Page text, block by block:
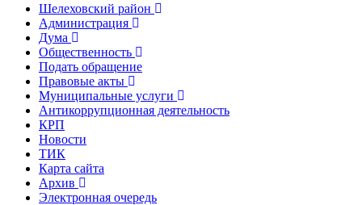
Шелеховский район
Администрация
Дума
Общественность
Подать обращение
Правовые акты
Муниципальные услуги
Антикоррупционная деятельность
КРП
Новости
ТИК
Карта сайта
Архив
Электронная очередь